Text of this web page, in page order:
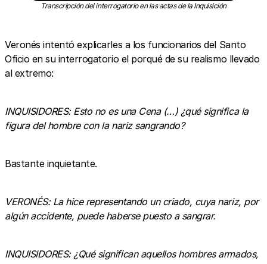
Transcripción del interrogatorio en las actas de la Inquisición
Veronés intentó explicarles a los funcionarios del Santo
Oficio en su interrogatorio el porqué de su realismo llevado
al extremo:
INQUISIDORES: Esto no es una Cena (…) ¿qué significa la
figura del hombre con la nariz sangrando?
Bastante inquietante.
VERONÉS: La hice representando un criado, cuya nariz, por
algún accidente, puede haberse puesto a sangrar.
INQUISIDORES: ¿Qué significan aquellos hombres armados,